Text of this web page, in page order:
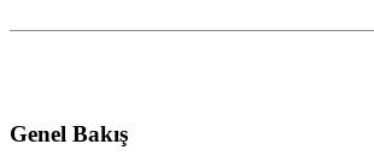
Genel Bakış